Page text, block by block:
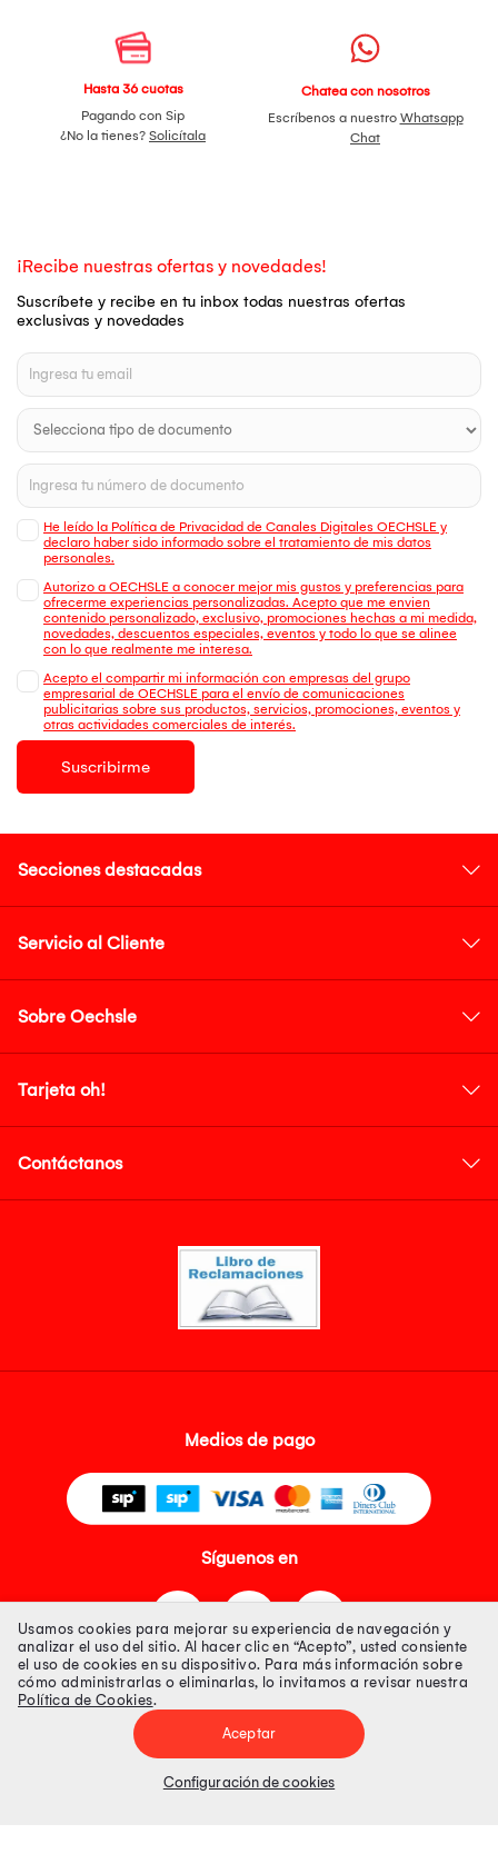
Hasta 36 cuotas
Pagando con Sip
¿No la tienes? Solicítala
Chatea con nosotros
Escríbenos a nuestro Whatsapp
Chat
¡Recibe nuestras ofertas y novedades!
Suscríbete y recibe en tu inbox todas nuestras ofertas
exclusivas y novedades
He leído la Política de Privacidad de Canales Digitales OECHSLE y
declaro haber sido informado sobre el tratamiento de mis datos
personales.
Autorizo a OECHSLE a conocer mejor mis gustos y preferencias para
ofrecerme experiencias personalizadas. Acepto que me envien
contenido personalizado, exclusivo, promociones hechas a mi medida,
novedades, descuentos especiales, eventos y todo lo que se alinee
con lo que realmente me interesa.
Acepto el compartir mi información con empresas del grupo
empresarial de OECHSLE para el envío de comunicaciones
publicitarias sobre sus productos, servicios, promociones, eventos y
otras actividades comerciales de interés.
Suscribirme
Secciones destacadas
Servicio al Cliente
Sobre Oechsle
Tarjeta oh!
Contáctanos
Medios de pago
Síguenos en
Tienda 100% Segura
Tiendas Peruanas S.A. R.U.C. Nº 20493020618. Todos los derechos
Precios disponibles solo en www.oechsle.pe. Precios online publicados
Usamos cookies para mejorar su experiencia de navegación y
analizar el uso del sitio. Al hacer clic en “Acepto”, usted consiente
el uso de cookies en su dispositivo. Para más información sobre
cómo administrarlas o eliminarlas, lo invitamos a revisar nuestra
Política de Cookies.
Aceptar
Configuración de cookies